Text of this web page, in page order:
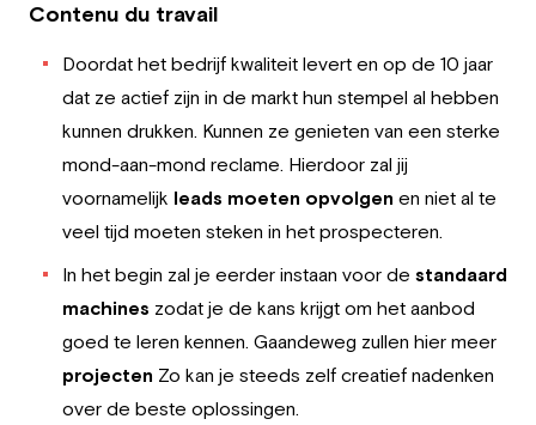
Contenu du travail
Doordat het bedrijf kwaliteit levert en op de 10 jaar
dat ze actief zijn in de markt hun stempel al hebben
kunnen drukken. Kunnen ze genieten van een sterke
mond-aan-mond reclame. Hierdoor zal jij
voornamelijk leads moeten opvolgen en niet al te
veel tijd moeten steken in het prospecteren.
In het begin zal je eerder instaan voor de standaard
machines zodat je de kans krijgt om het aanbod
goed te leren kennen. Gaandeweg zullen hier meer
projecten Zo kan je steeds zelf creatief nadenken
over de beste oplossingen.